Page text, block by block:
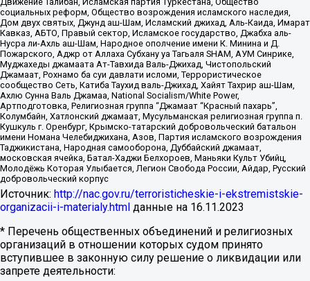
социальных реформ, Общество возрождения исламского наследия,
Дом двух святых, Джунд аш-Шам, Исламский джихад, Аль-Каида, Имарат
Кавказ, АБТО, Правый сектор, Исламское государство, Джабха аль-
Нусра ли-Ахль аш-Шам, Народное ополчение имени К. Минина и Д.
Пожарского, Аджр от Аллаха Субхану уа Тагьаля SHAM, АУМ Синрике,
Муджахеды джамаата Ат-Тавхида Валь-Джихад, Чистопольский
Джамаат, Рохнамо ба суи давлати исломи, Террористическое
сообщество Сеть, Катиба Таухид валь-Джихад, Хайят Тахрир аш-Шам,
Ахлю Сунна Валь Джамаа, National Socialism/White Power,
Артподготовка, Религиозная группа “Джамаат “Красный пахарь”,
Колумбайн, Хатлонский джамаат, Мусульманская религиозная группа п.
Кушкуль г. Оренбург, Крымско-татарский добровольческий батальон
имени Номана Челебиджихана, Азов, Партия исламского возрождения
Таджикистана, Народная самооборона, Дуббайский джамаат,
московская ячейка, Батал-Хаджи Белхороев, Маньяки Культ Убийц,
Молодёжь Которая Улыбается, Легион Свобода России, Айдар, Русский
добровольческий корпус
Источник: http://nac.gov.ru/terroristicheskie-i-ekstremistskie-
organizacii-i-materialy.html данные на 16.11.2023
* Перечень общественных объединений и религиозных
организаций в отношении которых судом принято
вступившее в законную силу решение о ликвидации или
запрете деятельности: